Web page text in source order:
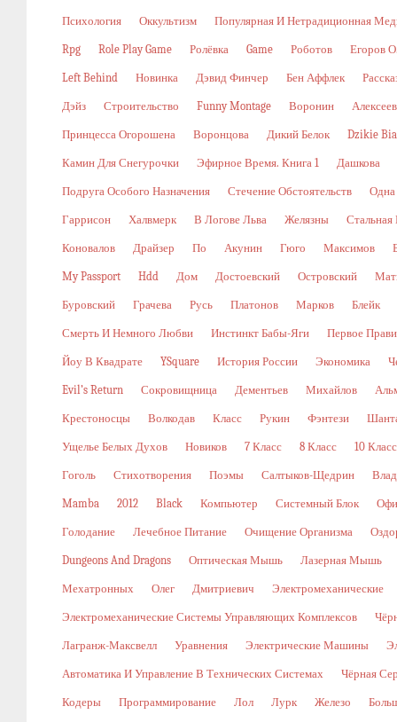
Психология Оккультизм Популярная И Нетрадиционная
Rpg Role Play Game Ролёвка Game Роботов Егоров
Left Behind Новинка Дэвид Финчер Бен Аффлек
Дэйз Строительство Funny Montage Воронин Алексеев
Принцесса Огорошена Воронцова Дикий Белок Dzikie
Камин Для Снегурочки Эфирное Время. Книга 1 Дашкова
Подруга Особого Назначения Стечение Обстоятельств Одна
Гаррисон Халвмерк В Логове Льва Желязны
Коновалов Драйзер По Акунин Гюго Максимов
My Passport Hdd Дом Достоевский Островский
Буровский Грачева Русь Платонов Марков Блейк
Смерть И Немного Любви Инстинкт Бабы-Яги Первое
Йоу В Квадрате YSquare История России Экономика
Evil’s Return Сокровищница Дементьев Михайлов
Крестоносцы Волкодав Класс Рукин Фэнтези
Ущелье Белых Духов Новиков 7 Класс 8 Класс 10 Класс
Гоголь Стихотворения Поэмы Салтыков-Щедрин
Mamba 2012 Black Компьютер Системный Блок
Голодание Лечебное Питание Очищение Организма
Dungeons And Dragons Оптическая Мышь Лазерная Мышь
Мехатронных Олег Дмитриевич Электромеханические
Электромеханические Системы Управляющих Комплексов
Лагранж-Максвелл Уравнения Электрические Машины
Автоматика И Управление В Технических Системах Чёрная
Кодеры Программирование Лол Лурк Железо